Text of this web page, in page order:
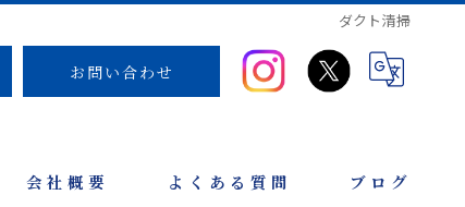
ダクト清掃
お問い合わせ
会社概要 よくある質問 ブログ